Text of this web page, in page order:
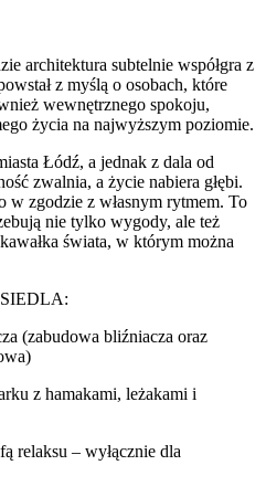
architektura subtelnie współgra z
z myślą o osobach, które
wewnętrznego spokoju,
życia na najwyższym poziomie.
Łódź, a jednak z dala od
zwalnia, a życie nabiera głębi.
w zgodzie z własnym rytmem. To
nie tylko wygody, ale też
świata, w którym można
(zabudowa bliźniacza oraz
z hamakami, leżakami i
relaksu – wyłącznie dla